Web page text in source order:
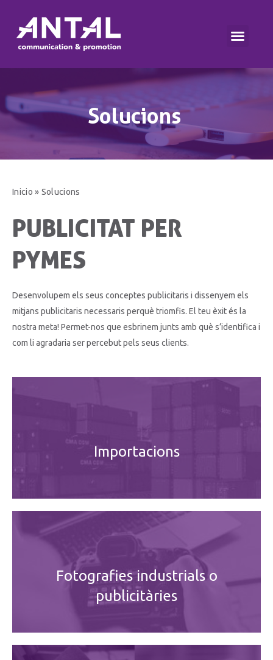
Solucions
Inicio » Solucions
PUBLICITAT PER
PYMES
Desenvolupem els seus conceptes publicitaris i dissenyem els
mitjans publicitaris necessaris perquè triomfis. El teu èxit és la
nostra meta! Permet-nos que esbrinem junts amb què s’identifica i
com li agradaria ser percebut pels seus clients.
Importacions
Fotografies industrials o
publicitàries